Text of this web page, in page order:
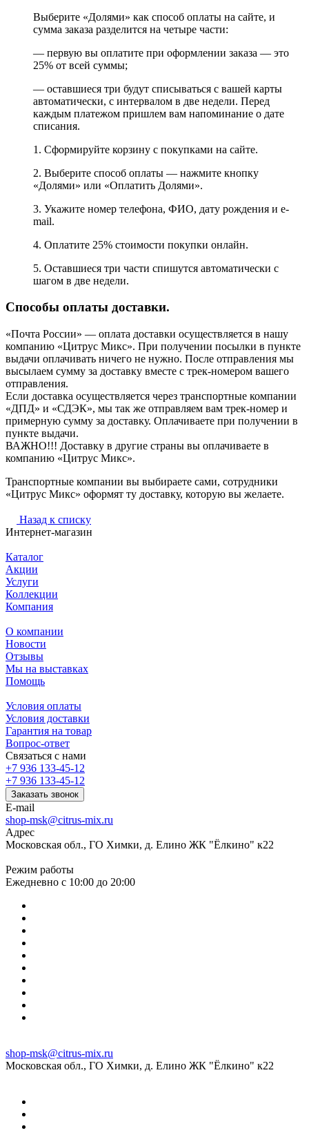
Выберите «Долями» как способ оплаты на сайте, и
сумма заказа разделится на четыре части:
— первую вы оплатите при оформлении заказа — это
25% от всей суммы;
— оставшиеся три будут списываться с вашей карты
автоматически, с интервалом в две недели. Перед
каждым платежом пришлем вам напоминание о дате
списания.
1. Сформируйте корзину с покупками на сайте.
2. Выберите способ оплаты — нажмите кнопку
«Долями» или «Оплатить Долями».
3. Укажите номер телефона, ФИО, дату рождения и e-
mail.
4. Оплатите 25% стоимости покупки онлайн.
5. Оставшиеся три части спишутся автоматически с
шагом в две недели.
Способы оплаты доставки.
«Почта России» — оплата доставки осуществляется в нашу
компанию «Цитрус Микс». При получении посылки в пункте
выдачи оплачивать ничего не нужно. После отправления мы
высылаем сумму за доставку вместе с трек-номером вашего
отправления.
Если доставка осуществляется через транспортные компании
«ДПД» и «СДЭК», мы так же отправляем вам трек-номер и
примерную сумму за доставку. Оплачиваете при получении в
пункте выдачи.
ВАЖНО!!! Доставку в другие страны вы оплачиваете в
компанию «Цитрус Микс».
Транспортные компании вы выбираете сами, сотрудники
«Цитрус Микс» оформят ту доставку, которую вы желаете.
Назад к списку
Интернет-магазин
Каталог
Акции
Услуги
Коллекции
Компания
О компании
Новости
Отзывы
Мы на выставках
Помощь
Условия оплаты
Условия доставки
Гарантия на товар
Вопрос-ответ
Связаться с нами
+7 936 133-45-12
+7 936 133-45-12
Заказать звонок
E-mail
shop-msk@citrus-mix.ru
Адрес
Московская обл., ГО Химки, д. Елино ЖК "Ёлкино" к22
Режим работы
Ежедневно с 10:00 до 20:00
shop-msk@citrus-mix.ru
Московская обл., ГО Химки, д. Елино ЖК "Ёлкино" к22